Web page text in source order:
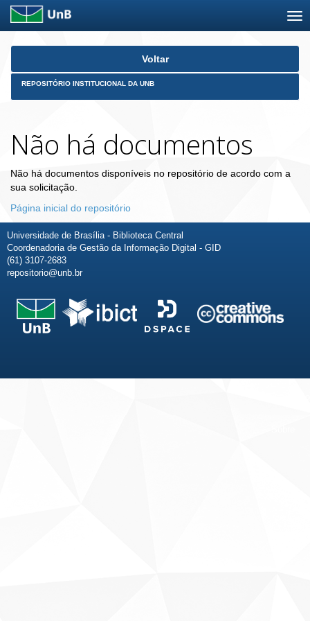
Skip
Voltar
REPOSITÓRIO INSTITUCIONAL DA UNB
Não há documentos
Não há documentos disponíveis no repositório de acordo com a
sua solicitação.
Página inicial do repositório
Universidade de Brasília - Biblioteca Central
Coordenadoria de Gestão da Informação Digital - GID
(61) 3107-2683
repositorio@unb.br